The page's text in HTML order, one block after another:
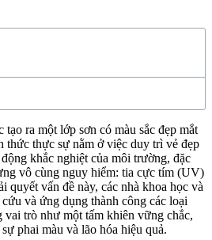
ra một lớp sơn có màu sắc đẹp mắt
thức thực sự nằm ở việc duy trì vẻ đẹp
khắc nghiệt của môi trường, đặc
vô cùng nguy hiểm: tia cực tím (UV)
quyết vấn đề này, các nhà khoa học và
và ứng dụng thành công các loại
trò như một tấm khiên vững chắc,
phai màu và lão hóa hiệu quả.